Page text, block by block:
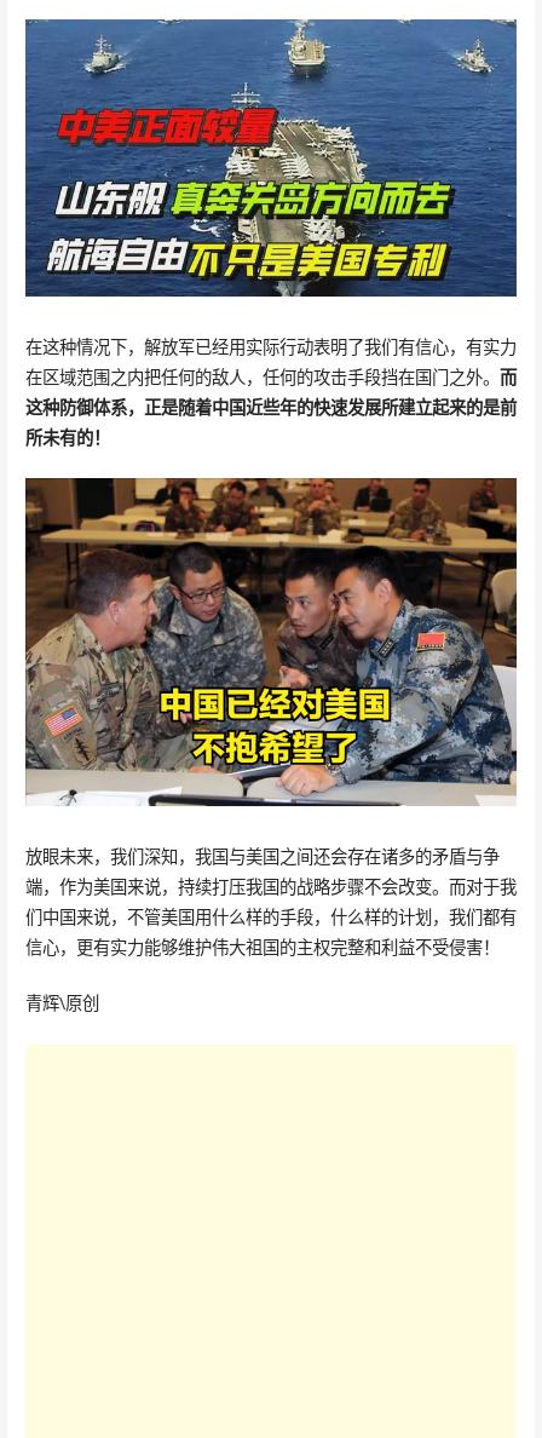
在这种情况下，解放军已经用实际行动表明了我们有信心，有实力
在区域范围之内把任何的敌人，任何的攻击手段挡在国门之外。 而
这种防御体系，正是随着中国近些年的快速发展所建立起来的是前
所未有的！
放眼未来，我们深知，我国与美国之间还会存在诸多的矛盾与争
端，作为美国来说，持续打压我国的战略步骤不会改变。而对于我
们中国来说，不管美国用什么样的手段，什么样的计划，我们都有
信心，更有实力能够维护伟大祖国的主权完整和利益不受侵害！
青辉\原创